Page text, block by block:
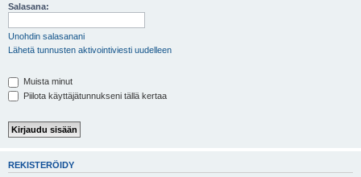
Salasana:
Unohdin salasanani
Lähetä tunnusten aktivointiviesti uudelleen
Muista minut
Piilota käyttäjätunnukseni tällä kertaa
REKISTERÖIDY